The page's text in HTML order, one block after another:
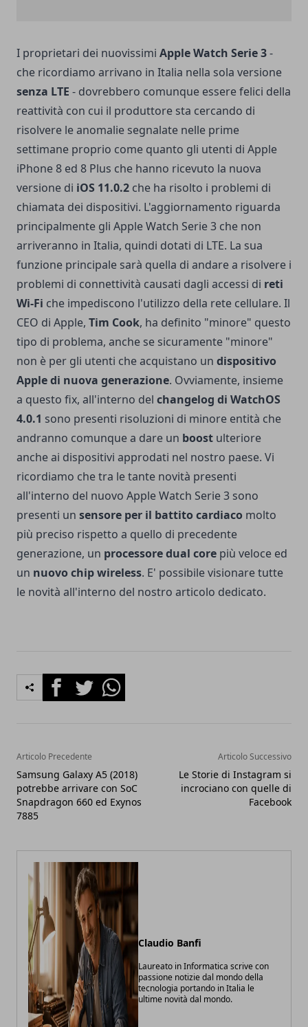
I proprietari dei nuovissimi Apple Watch Serie 3-
che ricordiamo arrivano in Italia nella sola versione
senza LTE - dovrebbero comunque essere felici della
reattività con cui il produttore sta cercando di
risolvere le anomalie segnalate nelle prime
settimane proprio come quanto gli utenti di Apple
iPhone 8 ed 8 Plus che hanno ricevuto la nuova
versione di iOS 11.0.2 che ha risolto i problemi di
chiamata dei dispositivi. L'aggiornamento riguarda
principalmente gli Apple Watch Serie 3 che non
arriveranno in Italia, quindi dotati di LTE. La sua
funzione principale sarà quella di andare a risolvere i
problemi di connettività causati dagli accessi di reti
Wi-Fi che impediscono l'utilizzo della rete cellulare. Il
CEO di Apple, Tim Cook, ha definito "minore" questo
tipo di problema, anche se sicuramente "minore"
non è per gli utenti che acquistano un dispositivo
Apple di nuova generazione. Ovviamente, insieme
a questo fix, all'interno del changelog di WatchOS
4.0.1 sono presenti risoluzioni di minore entità che
andranno comunque a dare un boost ulteriore
anche ai dispositivi approdati nel nostro paese. Vi
ricordiamo che tra le tante novità presenti
all'interno del nuovo Apple Watch Serie 3 sono
presenti un sensore per il battito cardiaco molto
più preciso rispetto a quello di precedente
generazione, un processore dual core più veloce ed
un nuovo chip wireless. E' possibile visionare tutte
le novità all'interno del nostro articolo dedicato.
FacebookTwitterWhatsapp
Articolo Precedente
Samsung Galaxy A5 (2018)
potrebbe arrivare con SoC
Snapdragon 660 ed Exynos
7885
Articolo Successivo
Le Storie di Instagram si
incrociano con quelle di
Facebook
Claudio Banfi
Laureato in Informatica scrive con
passione notizie dal mondo della
tecnologia portando in Italia le
ultime novità dal mondo.